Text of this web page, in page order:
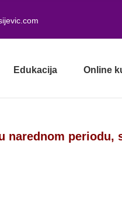
Edukacija Online
narednom